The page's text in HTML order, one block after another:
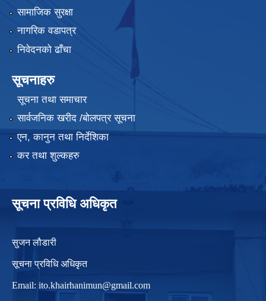
सामाजिक सुरक्षा
नागरिक वडापत्र
निवेदनको ढाँचा
सूचनाहरु
सूचना तथा समाचार
सार्वजनिक खरीद /बोलपत्र सूचना
एन, कानुन तथा निर्देशिका
कर तथा शुल्कहरु
सूचना प्रविधि अधिकृत
सुजन लौडारी
सूचना प्रविधि अधिकृत
Email: ito.khairhanimun@gmail.com